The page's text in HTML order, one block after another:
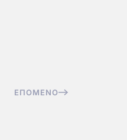
ΕΠΌΜΕΝΟ